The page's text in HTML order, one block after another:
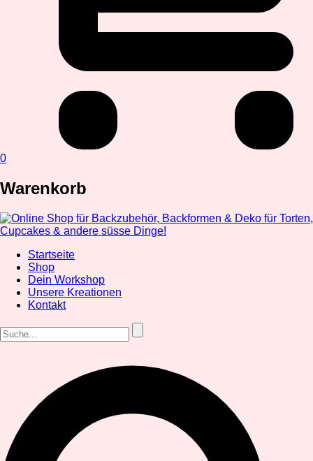
0
Warenkorb
Startseite
Shop
Dein Workshop
Unsere Kreationen
Kontakt